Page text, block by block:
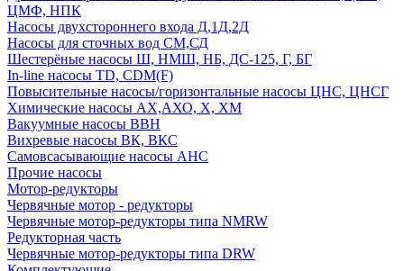
ЦМФ, НПК
Насосы двухстороннего входа Д,1Д,2Д
Насосы для сточных вод СМ,СД
Шестерёные насосы Ш, НМШ, НБ, ДС-125, Г, БГ
In-line насосы TD, CDM(F)
Повысительные насосы/горизонтальные насосы ЦНС, ЦНСГ
Химические насосы АХ,АХО, Х, ХМ
Вакуумные насосы ВВН
Вихревые насосы ВК, ВКС
Самовсасывающие насосы АНС
Прочие насосы
Мотор-редукторы
Червячные мотор - редукторы
Червячные мотор-редукторы типа NMRW
Редукторная часть
Червячные мотор-редукторы типа DRW